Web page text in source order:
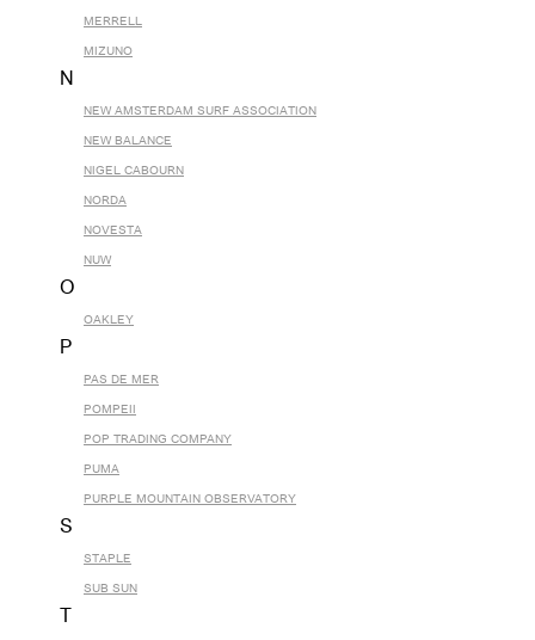
MERRELL
MIZUNO
N
NEW AMSTERDAM SURF ASSOCIATION
NEW BALANCE
NIGEL CABOURN
NORDA
NOVESTA
NUW
O
OAKLEY
P
PAS DE MER
POMPEII
POP TRADING COMPANY
PUMA
PURPLE MOUNTAIN OBSERVATORY
S
STAPLE
SUB SUN